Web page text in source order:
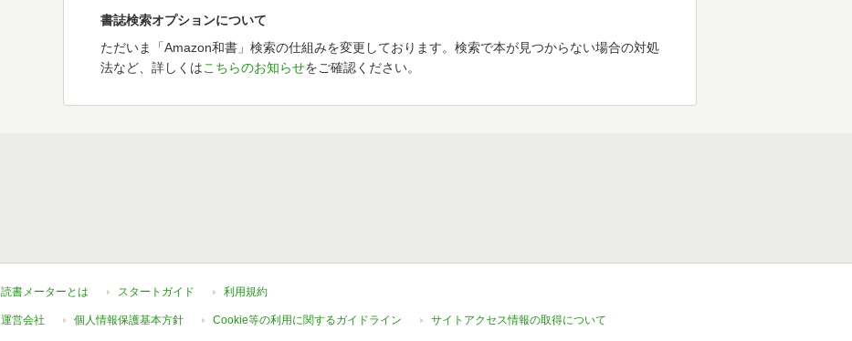
書誌検索オプションについて
ただいま「Amazon和書」検索の仕組みを変更しております。検索で本が見つからない場合の対処
法など、詳しくはこちらのお知らせをご確認ください。
読書メーターとは スタートガイド 利用規約
運営会社 個人情報保護基本方針 Cookie等の利用に関するガイドライン サイトアクセス情報の取得について